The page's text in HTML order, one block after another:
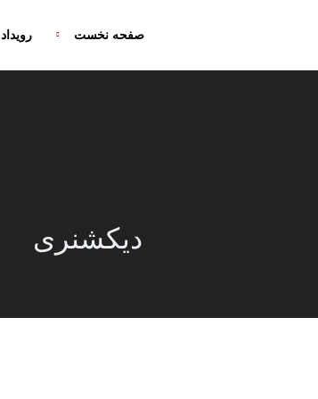
صفحه نخست رویداد
دیکشنری